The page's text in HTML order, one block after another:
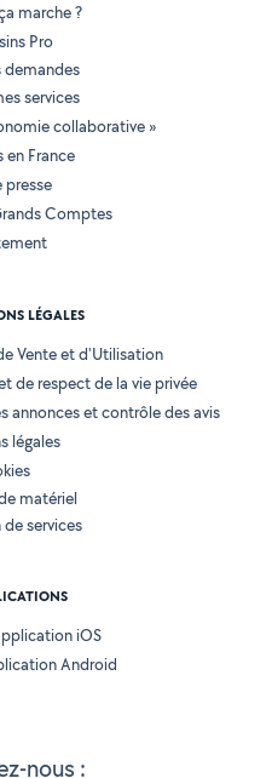
nous :
marche ?
Pro
demandes
services
collaborative »
en France
presse
Comptes
LÉGALES
Vente et d'Utilisation
de respect de la vie privée
annonces et contrôle des avis
légales
matériel
services
iOS
Android